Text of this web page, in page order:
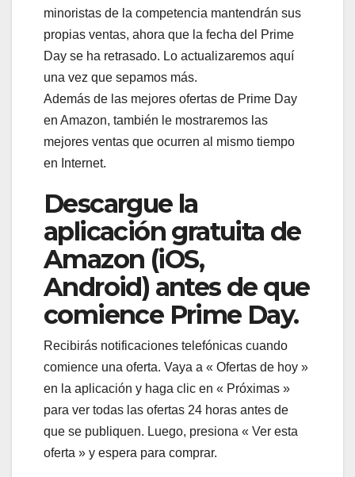
minoristas de la competencia mantendrán sus
propias ventas, ahora que la fecha del Prime
Day se ha retrasado. Lo actualizaremos aquí
una vez que sepamos más.
Además de las mejores ofertas de Prime Day
en Amazon, también le mostraremos las
mejores ventas que ocurren al mismo tiempo
en Internet.
Descargue la
aplicación gratuita de
Amazon (iOS,
Android) antes de que
comience Prime Day.
Recibirás notificaciones telefónicas cuando
comience una oferta. Vaya a « Ofertas de hoy »
en la aplicación y haga clic en « Próximas »
para ver todas las ofertas 24 horas antes de
que se publiquen. Luego, presiona « Ver esta
oferta » y espera para comprar.